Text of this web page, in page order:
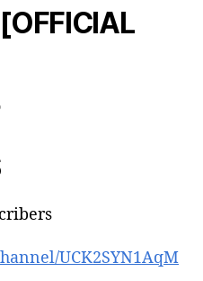
UCK2SYN1AqM